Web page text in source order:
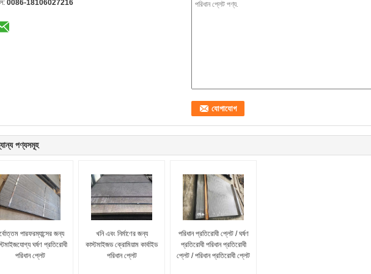
0086-18106027216
পণ্যসমূহ
পারফরম্যান্সের জন্য
ঘর্ষণ প্রতিরোধী
পরিধান প্লেট
খনি এবং নির্মাণের জন্য
কাস্টমাইজড ক্রোমিয়াম কার্বাইড
পরিধান প্লেট
পরিধান প্রতিরোধী প্লেট / ঘর্ষণ
প্রতিরোধী পরিধান প্রতিরোধী
প্লেট / পরিধান প্রতিরোধী প্লেট